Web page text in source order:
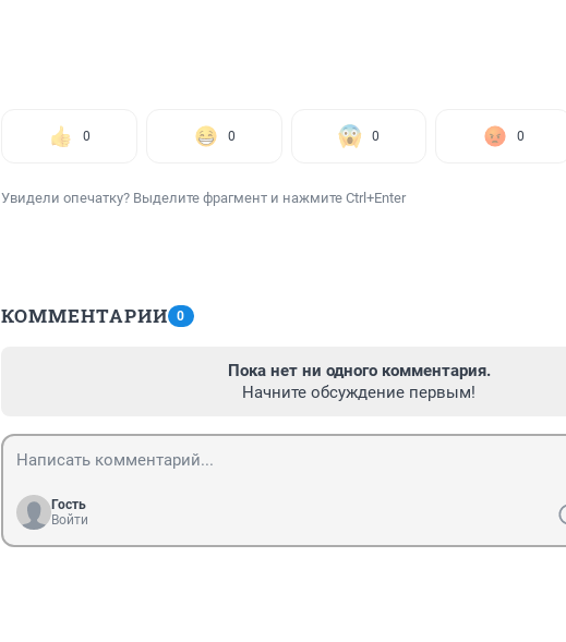
0 0 0 0
Увидели опечатку? Выделите фрагмент и нажмите Ctrl+Enter
КОММЕНТАРИИ 0
Пока нет ни одного комментария.
Начните обсуждение первым!
Гость
Войти